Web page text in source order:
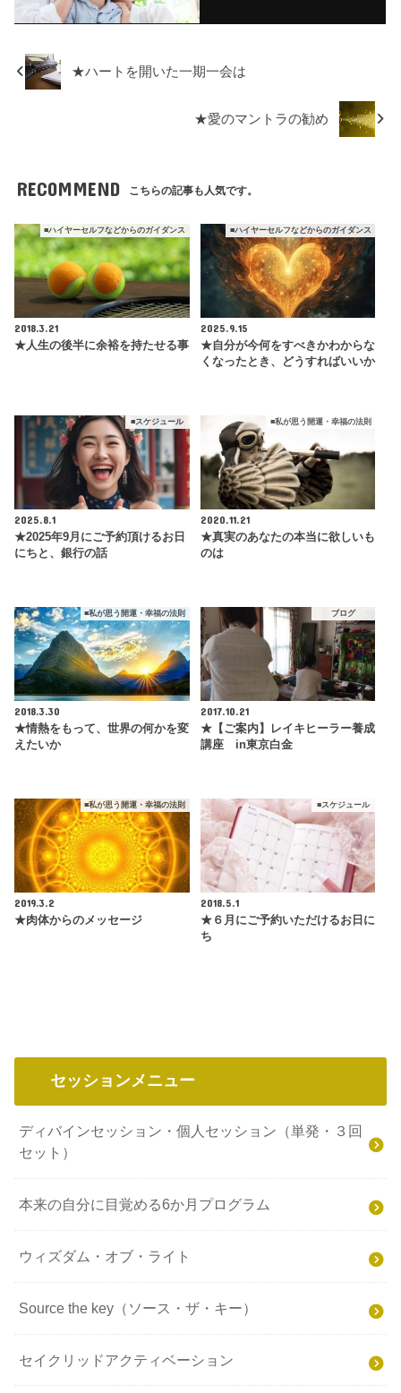
★ハートを開いた一期一会は
★愛のマントラの勧め
RECOMMEND こちらの記事も人気です。
■ハイヤーセルフなどからのガイダンス
2018.3.21
★人生の後半に余裕を持たせる事
■ハイヤーセルフなどからのガイダンス
2025.9.15
★自分が今何をすべきかわからな
くなったとき、どうすればいいか
■スケジュール
2025.8.1
★2025年9月にご予約頂けるお日
にちと、銀行の話
■私が思う開運・幸福の法則
2020.11.21
★真実のあなたの本当に欲しいも
のは
■私が思う開運・幸福の法則
2018.3.30
★情熱をもって、世界の何かを変
えたいか
ブログ
2017.10.21
★【ご案内】レイキヒーラー養成
講座 in東京白金
■私が思う開運・幸福の法則
2019.3.2
★肉体からのメッセージ
■スケジュール
2018.5.1
★６月にご予約いただけるお日に
ち
セッションメニュー
ディバインセッション・個人セッション（単発・３回
セット）
本来の自分に目覚める6か月プログラム
ウィズダム・オブ・ライト
Source the key（ソース・ザ・キー）
セイクリッドアクティベーション